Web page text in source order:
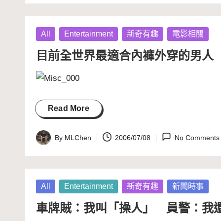
by
Posted
All Entertainment 新奇有趣 電影相關
目前全世界最適合內褲外穿的男人
Read More
Posted
by
By MLChen 2006/07/08 No Comments
Posted
in
All Entertainment 新奇有趣 新聞時事
車牌賊：我叫「操人」 員警：我